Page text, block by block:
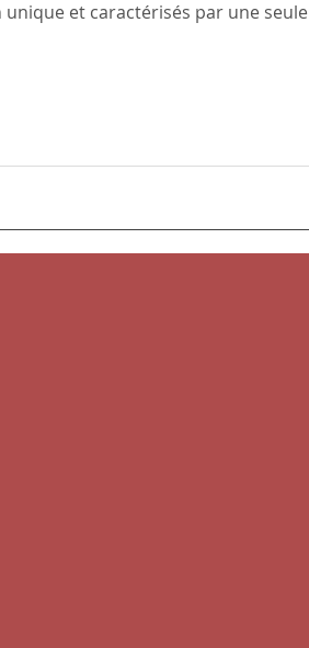
unique et caractérisés par une seule